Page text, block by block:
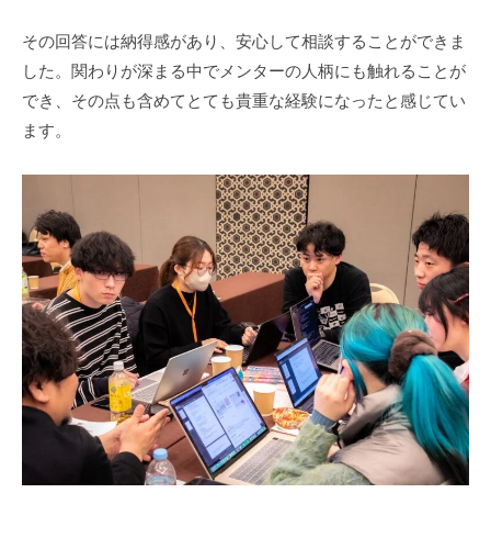
その回答には納得感があり、安心して相談することができま
した。関わりが深まる中でメンターの人柄にも触れることが
でき、その点も含めてとても貴重な経験になったと感じてい
ます。